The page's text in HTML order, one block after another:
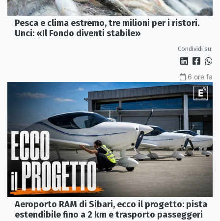
Pesca e clima estremo, tre milioni per i ristori.
Unci: «Il Fondo diventi stabile»
Condividi su:
6 ore fa
Aeroporto RAM di Sibari, ecco il progetto: pista
estendibile fino a 2 km e trasporto passeggeri